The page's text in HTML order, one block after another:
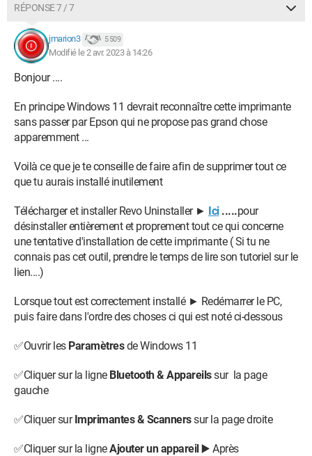
RÉPONSE 7 / 7
jmarion3 5 509
Modifié le 2 avr. 2023 à 14:26
Bonjour ....
En principe Windows 11 devrait reconnaître cette imprimante
sans passer par Epson qui ne propose pas grand chose
apparemment ...
Voilà ce que je te conseille de faire afin de supprimer tout ce
que tu aurais installé inutilement
Télécharger et installer Revo Uninstaller ► Ici.....pour
désinstaller entièrement et proprement tout ce qui concerne
une tentative d'installation de cette imprimante ( Si tu ne
connais pas cet outil, prendre le temps de lire son tutoriel sur le
lien....)
Lorsque tout est correctement installé ► Redémarrer le PC,
puis faire dans l'ordre des choses ci qui est noté ci-dessous
✅Ouvrir les Paramètresde Windows 11
✅Cliquer sur la ligne Bluetooth & Appareilssur la page
gauche
✅Cliquer surImprimantes & Scannerssur la page droite
✅Cliquer sur la ligneAjouter un appareil▶️ Après